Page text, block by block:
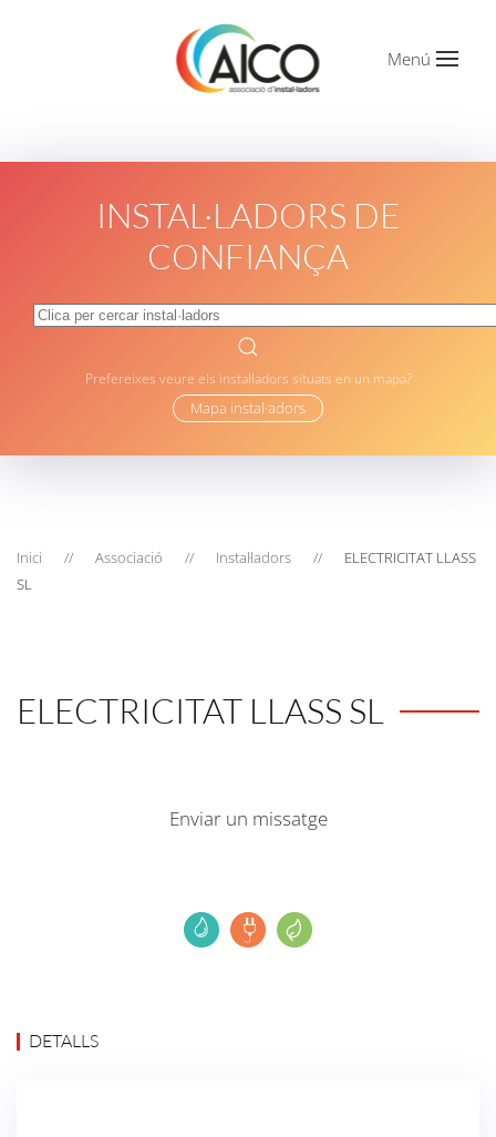
Menú
INSTAL·LADORS DE
CONFIANÇA
Prefereixes veure els instal·ladors situats en un mapa?
Mapa instal·adors
Inici Associació Instal·ladors
ELECTRICITAT LLASS
SL
ELECTRICITAT LLASS SL
Enviar un missatge
DETALLS